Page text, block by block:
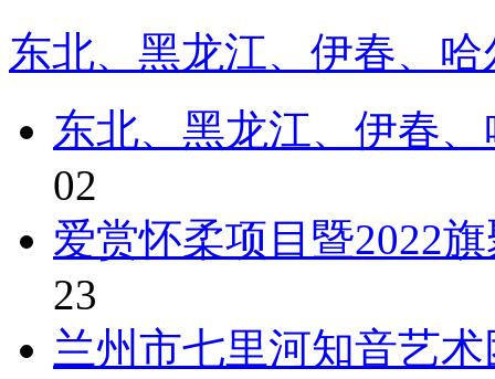
东北、黑龙江、伊春、
东北、黑龙江、伊春
02
爱赏怀柔项目暨2022
23
兰州市七里河知音艺